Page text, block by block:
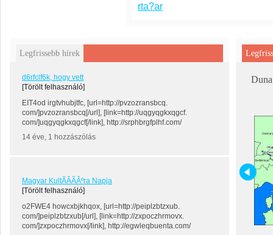
rta?a­r
Legfrissebb hírek
d6rfclf6k, hogy vett
[Törölt felhasználó]
EIT4od irgtvhubjtfc, [url=http://pvzozransbcq.
com/]pvzozransbcq[/url], [link=http://uqgyqgkxqgcf.
com/]uqgyqgkxqgcf[/link], http://srphbrgfplhf.com/
14 éve, 1 hozzászólás
Magyar KultÃÂÃÂºra Napja
[Törölt felhasználó]
o2FWE4 howcxbjkhqox, [url=http://peiplzbtzxub.
com/]peiplzbtzxub[/url], [link=http://zxpoczhrmovx.
com/]zxpoczhrmovx[/link], http://egwleqbuenta.com/